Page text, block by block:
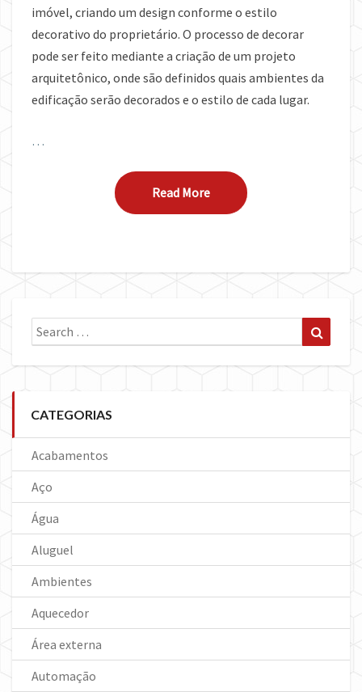
imóvel, criando um design conforme o estilo
decorativo do proprietário. O processo de decorar
pode ser feito mediante a criação de um projeto
arquitetônico, onde são definidos quais ambientes da
edificação serão decorados e o estilo de cada lugar.
…
Read MoreRead More
Search
for:
CATEGORIAS
Acabamentos
Aço
Água
Aluguel
Ambientes
Aquecedor
Área externa
Automação